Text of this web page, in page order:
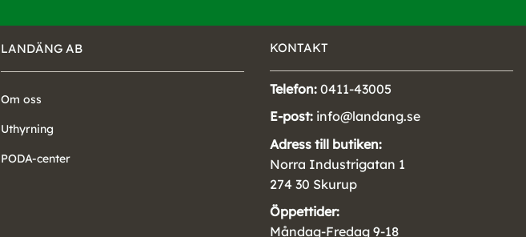
LANDÄNG AB
Om oss
Uthyrning
PODA-center
KONTAKT
Telefon: 0411-43005
E-post: info@landang.se
Adress till butiken:
Norra Industrigatan 1
274 30 Skurup
Öppettider:
Måndag-Fredag 9-18